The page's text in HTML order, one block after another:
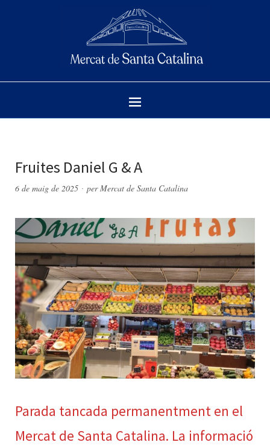
Fruites Daniel G & A
6 de maig de 2025 perMercat de Santa Catalina
Parada tancada permanentment en el
Mercat de Santa Catalina. La informació